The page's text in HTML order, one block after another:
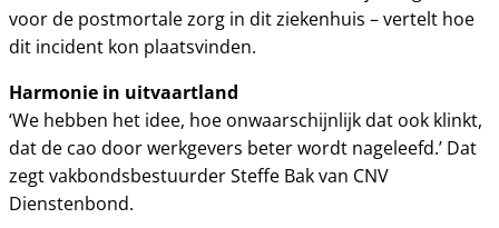
voor de postmortale zorg in dit ziekenhuis – vertelt hoe
dit incident kon plaatsvinden.
Harmonie in uitvaartland
‘We hebben het idee, hoe onwaarschijnlijk dat ook klinkt,
dat de cao door werkgevers beter wordt nageleefd.’ Dat
zegt vakbondsbestuurder Steffe Bak van CNV
Dienstenbond.